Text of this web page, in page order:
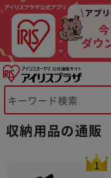
収納用品の通販